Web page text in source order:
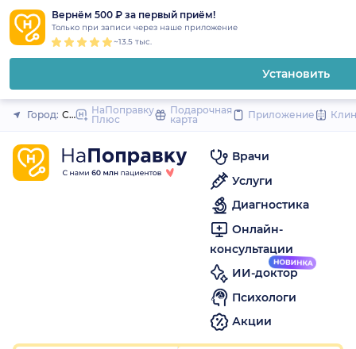
Вернём 500 ₽ за первый приём!
Только при записи через наше приложение
~13.5 тыс.
Установить
Закрыть
Город: Санкт-Петербург
НаПоправку
Плюс
Подарочная
карта
Приложение
Врачи
Услуги
Диагностика
Онлайн-
консультации
ИИ-доктор
Психологи
Акции